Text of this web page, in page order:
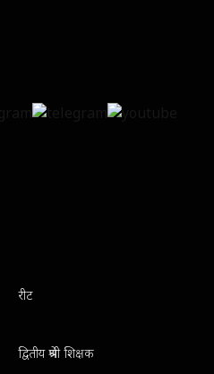
रीट
द्वितीय श्रेणी शिक्षक